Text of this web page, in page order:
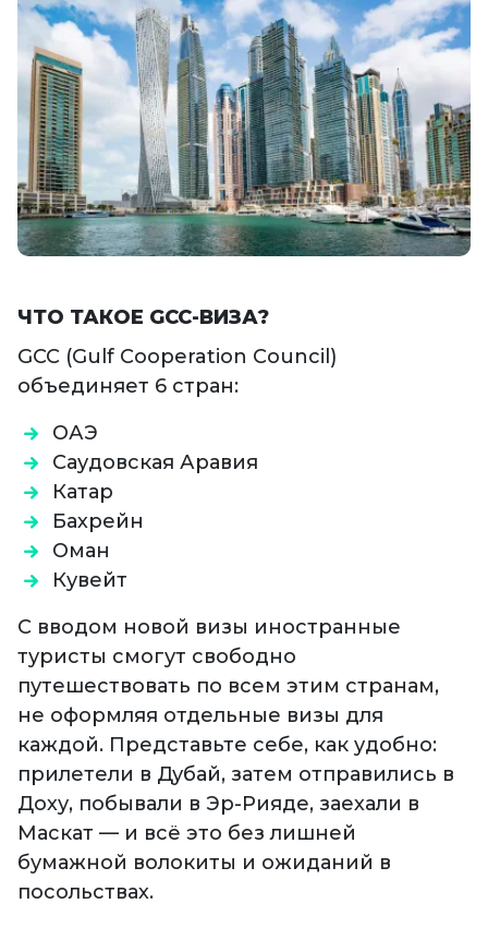
ЧТО ТАКОЕ GCC-ВИЗА?
GCC (Gulf Cooperation Council)
объединяет 6 стран:
ОАЭ
Саудовская Аравия
Катар
Бахрейн
Оман
Кувейт
С вводом новой визы иностранные
туристы смогут свободно
путешествовать по всем этим странам,
не оформляя отдельные визы для
каждой. Представьте себе, как удобно:
прилетели в Дубай, затем отправились в
Доху, побывали в Эр-Рияде, заехали в
Маскат — и всё это без лишней
бумажной волокиты и ожиданий в
посольствах.